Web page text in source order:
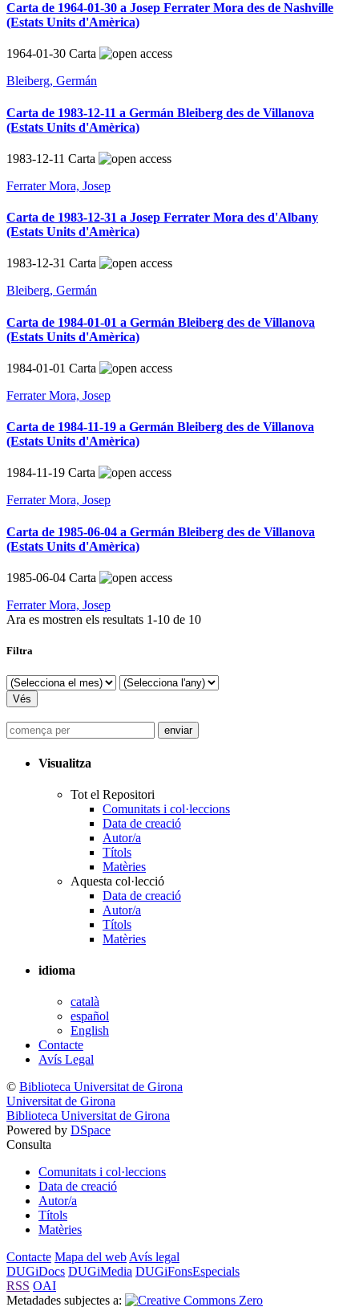
Carta de 1964-01-30 a Josep Ferrater Mora des de Nashville
(Estats Units d'Amèrica)
1964-01-30 Carta
Bleiberg, Germán
Carta de 1983-12-11 a Germán Bleiberg des de Villanova
(Estats Units d'Amèrica)
1983-12-11 Carta
Ferrater Mora, Josep
Carta de 1983-12-31 a Josep Ferrater Mora des d'Albany
(Estats Units d'Amèrica)
1983-12-31 Carta
Bleiberg, Germán
Carta de 1984-01-01 a Germán Bleiberg des de Villanova
(Estats Units d'Amèrica)
1984-01-01 Carta
Ferrater Mora, Josep
Carta de 1984-11-19 a Germán Bleiberg des de Villanova
(Estats Units d'Amèrica)
1984-11-19 Carta
Ferrater Mora, Josep
Carta de 1985-06-04 a Germán Bleiberg des de Villanova
(Estats Units d'Amèrica)
1985-06-04 Carta
Ferrater Mora, Josep
Ara es mostren els resultats 1-10 de 10
Filtra
Visualitza
Tot el Repositori
Comunitats i col·leccions
Data de creació
Autor/a
Títols
Matèries
Aquesta col·lecció
Data de creació
Autor/a
Títols
Matèries
idioma
català
español
English
Contacte
Avís Legal
© Biblioteca Universitat de Girona
Universitat de Girona
Biblioteca Universitat de Girona
Powered by DSpace
Consulta
Comunitats i col·leccions
Data de creació
Autor/a
Títols
Matèries
Contacte Mapa del webAvís legal
DUGiDocs DUGiMedia DUGiFonsEspecials
RSS OAI
Metadades subjectes a: